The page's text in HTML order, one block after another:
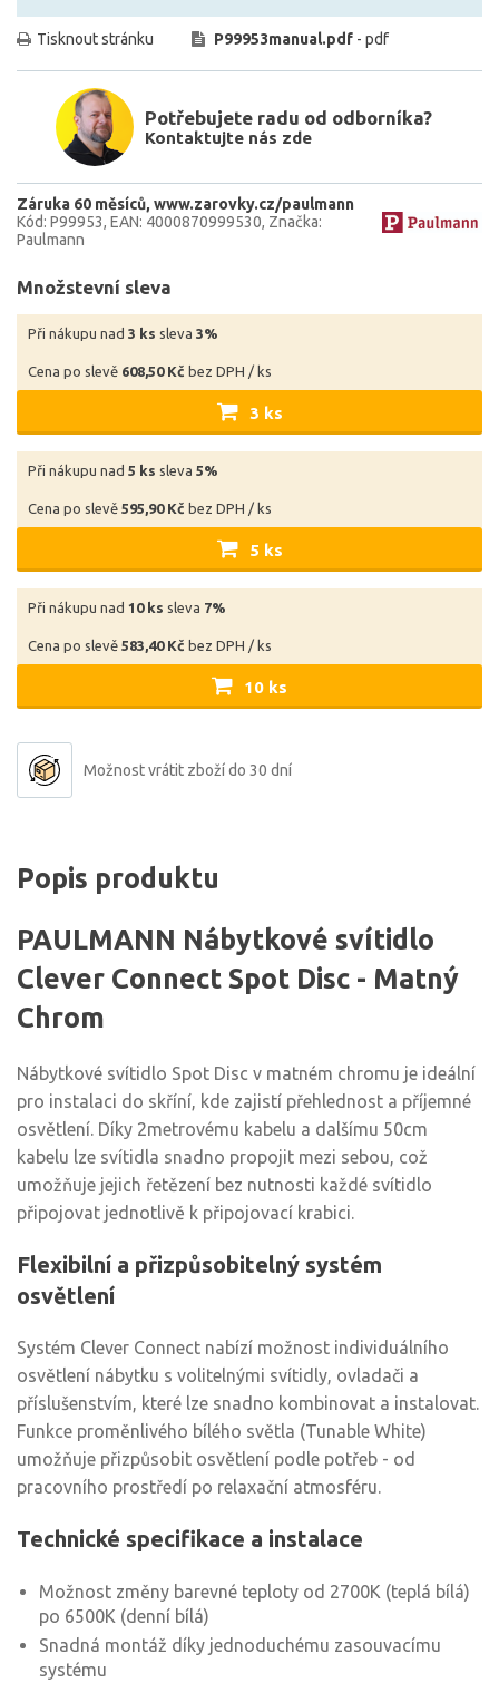
Tisknout stránku P99953manual.pdf - pdf
Potřebujete radu od odborníka?
Kontaktujte nás zde
Záruka 60 měsíců www.zarovky.cz/paulmann
Kód: P99953 EAN: 4000870999530 Značka:
Paulmann
Množstevní sleva
Při nákupu nad 3 ks sleva 3%
Cena po slevě 608,50 Kč bez DPH / ks
3 ks
Při nákupu nad 5 ks sleva 5%
Cena po slevě 595,90 Kč bez DPH / ks
5 ks
Při nákupu nad 10 ks sleva 7%
Cena po slevě 583,40 Kč bez DPH / ks
10 ks
Možnost vrátit zboží do 30 dní
Popis produktu
PAULMANN Nábytkové svítidlo
Clever Connect Spot Disc - Matný
Chrom
Nábytkové svítidlo Spot Disc v matném chromu je ideální
pro instalaci do skříní, kde zajistí přehlednost a příjemné
osvětlení. Díky 2metrovému kabelu a dalšímu 50cm
kabelu lze svítidla snadno propojit mezi sebou, což
umožňuje jejich řetězení bez nutnosti každé svítidlo
připojovat jednotlivě k připojovací krabici.
Flexibilní a přizpůsobitelný systém
osvětlení
Systém Clever Connect nabízí možnost individuálního
osvětlení nábytku s volitelnými svítidly, ovladači a
příslušenstvím, které lze snadno kombinovat a instalovat.
Funkce proměnlivého bílého světla (Tunable White)
umožňuje přizpůsobit osvětlení podle potřeb - od
pracovního prostředí po relaxační atmosféru.
Technické specifikace a instalace
Možnost změny barevné teploty od 2700K (teplá bílá)
po 6500K (denní bílá)
Snadná montáž díky jednoduchému zasouvacímu
systému